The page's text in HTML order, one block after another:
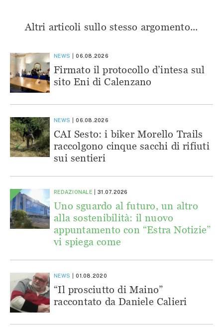
Altri articoli sullo stesso argomento...
NEWS 06.08.2026
Firmato il protocollo d’intesa sul
sito Eni di Calenzano
NEWS 06.08.2026
CAI Sesto: i biker Morello Trails
raccolgono cinque sacchi di rifiuti
sui sentieri
REDAZIONALE 31.07.2026
Uno sguardo al futuro, un altro
alla sostenibilità: il nuovo
appuntamento con “Estra Notizie”
vi spiega come
NEWS 01.08.2020
“Il prosciutto di Maino”
raccontato da Daniele Calieri